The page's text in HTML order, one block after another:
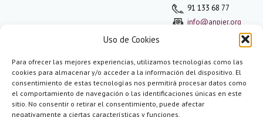
Uso de Cookies
Para ofrecer las mejores experiencias, utilizamos tecnologías como las
cookies para almacenar y/o acceder a la información del dispositivo. El
consentimiento de estas tecnologías nos permitirá procesar datos como
el comportamiento de navegación o las identificaciones únicas en este
sitio. No consentir o retirar el consentimiento, puede afectar
negativamente a ciertas características y funciones.
91 133 68 77
info@anpier.org
Política de
privacidad
Aviso legal
Aviso de
cookies